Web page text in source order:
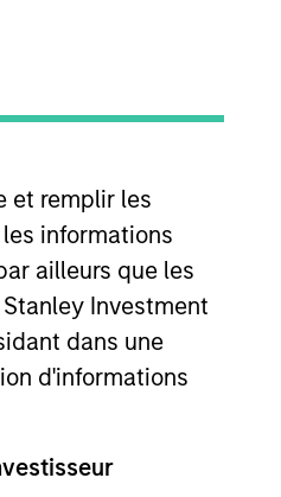
et remplir les
informations
ailleurs que les
Investment
dans une
d'informations
de change. Tous les
et coûts relatifs à
domiciliée au
la Loi du 17 décembre
d’Informations Clés («
Centre, 6B route de